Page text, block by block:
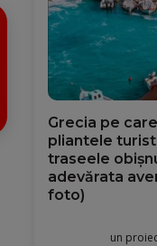
Grecia pe
pliantele
traseele
adevărata
foto)
un